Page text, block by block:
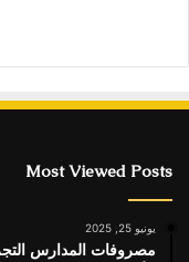
Most Viewed Posts
يونيو 25, 2025